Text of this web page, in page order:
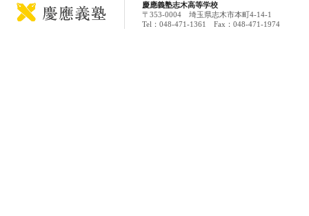
慶應義塾志木高等学校
〒353-0004 埼玉県志木市本町4-14-1
Tel：048-471-1361 Fax：048-471-1974